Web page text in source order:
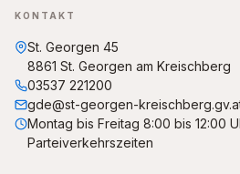
KONTAKT
St. Georgen 45
8861 St. Georgen am Kreischberg
03537 221200
gde@st-georgen-
Montag bis Freitag 8:00 bis 12:00
Parteiverkehrszeiten